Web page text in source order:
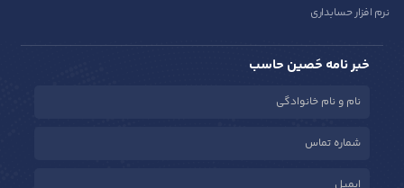
نرم افزار حسابداری
خبر نامه حَصین حاسب